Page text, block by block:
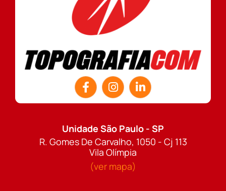
Unidade São Paulo - SP
R. Gomes De Carvalho, 1050 - Cj 113
Vila Olímpia
(ver mapa)